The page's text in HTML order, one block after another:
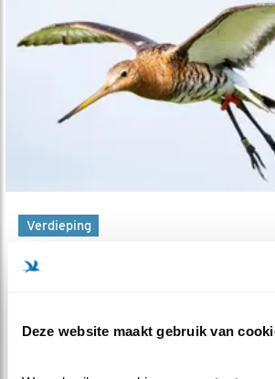
Deze website maakt gebruik van
Verdieping
De gouden eeuw van het